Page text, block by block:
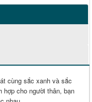
cùng sắc xanh và sắc
hợp cho người thân, bạn